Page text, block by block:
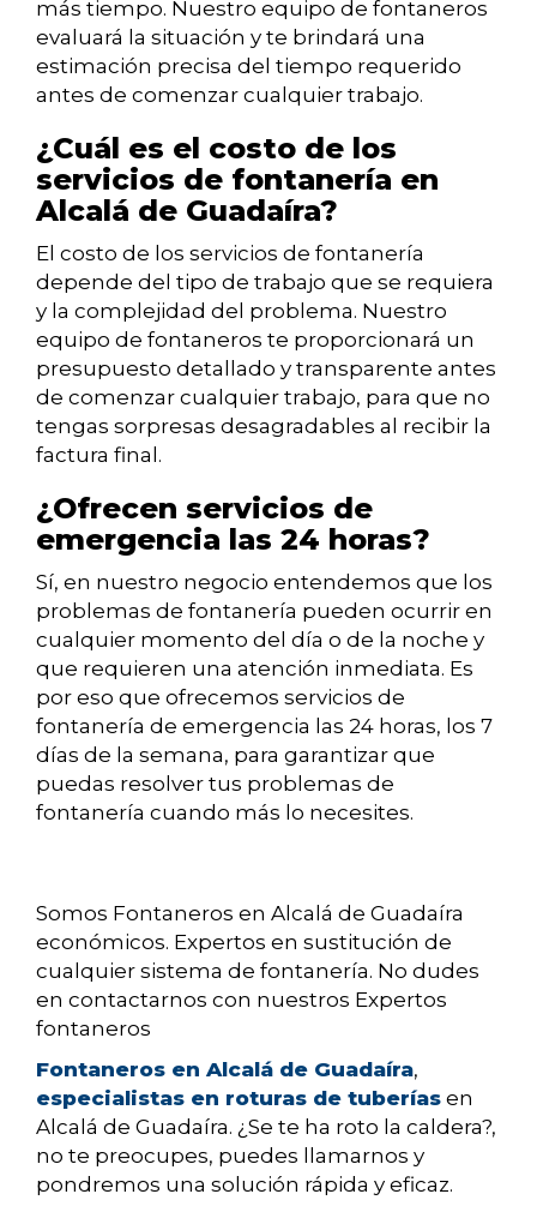
más tiempo. Nuestro equipo de fontaneros
evaluará la situación y te brindará una
estimación precisa del tiempo requerido
antes de comenzar cualquier trabajo.
¿Cuál es el costo de los
servicios de fontanería en
Alcalá de Guadaíra?
El costo de los servicios de fontanería
depende del tipo de trabajo que se requiera
y la complejidad del problema. Nuestro
equipo de fontaneros te proporcionará un
presupuesto detallado y transparente antes
de comenzar cualquier trabajo, para que no
tengas sorpresas desagradables al recibir la
factura final.
¿Ofrecen servicios de
emergencia las 24 horas?
Sí, en nuestro negocio entendemos que los
problemas de fontanería pueden ocurrir en
cualquier momento del día o de la noche y
que requieren una atención inmediata. Es
por eso que ofrecemos servicios de
fontanería de emergencia las 24 horas, los 7
días de la semana, para garantizar que
puedas resolver tus problemas de
fontanería cuando más lo necesites.
Somos Fontaneros en Alcalá de Guadaíra
económicos. Expertos en sustitución de
cualquier sistema de fontanería. No dudes
en contactarnos con nuestros Expertos
fontaneros
Fontaneros en Alcalá de Guadaíra,
especialistas en roturas de tuberías en
Alcalá de Guadaíra. ¿Se te ha roto la caldera?,
no te preocupes, puedes llamarnos y
pondremos una solución rápida y eficaz.